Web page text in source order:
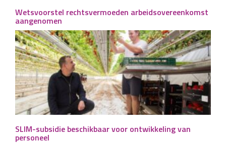
Wetsvoorstel rechtsvermoeden arbeidsovereenkomst
aangenomen
SLIM-subsidie beschikbaar voor ontwikkeling van
personeel